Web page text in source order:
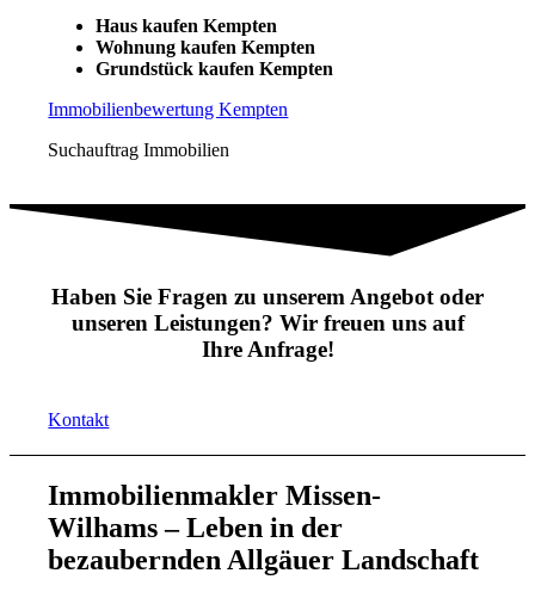
Haus kaufen Kempten
Wohnung kaufen Kempten
Grundstück kaufen Kempten
Immobilienbewertung Kempten
Suchauftrag Immobilien
Haben Sie Fragen zu unserem Angebot oder
unseren Leistungen? Wir freuen uns auf
Ihre Anfrage!
Kontakt
Immobilienmakler Missen-
Wilhams – Leben in der
bezaubernden Allgäuer Landschaft